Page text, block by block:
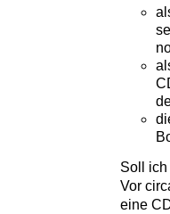
Soll ich
Vor
eine